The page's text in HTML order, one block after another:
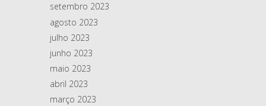
setembro 2023
agosto 2023
julho 2023
junho 2023
maio 2023
abril 2023
março 2023